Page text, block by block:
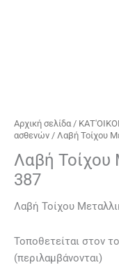
Αρχική σελίδα /
ασθενών / Λαβή Τοίχου
Λαβή Τοίχου
387
Λαβή Τοίχου
Τοποθετείται στον
(περιλαμβάνονται)
Λαβή
Τοίχου
Μεταλλική
30
cm
387